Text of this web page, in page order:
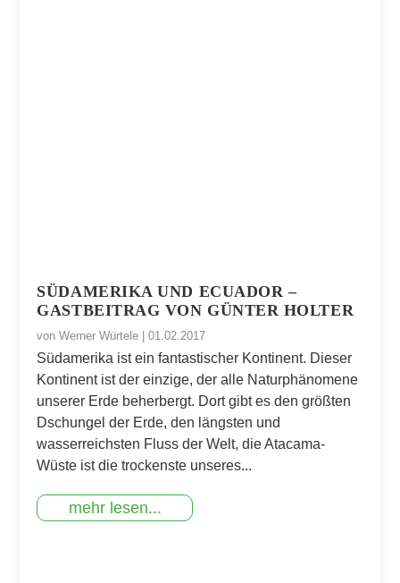
SÜDAMERIKA UND ECUADOR –
GASTBEITRAG VON GÜNTER HOLTER
vonWerner Würtele |01.02.2017
Südamerika ist ein fantastischer Kontinent. Dieser
Kontinent ist der einzige, der alle Naturphänomene
unserer Erde beherbergt. Dort gibt es den größten
Dschungel der Erde, den längsten und
wasserreichsten Fluss der Welt, die Atacama-
Wüste ist die trockenste unseres...
mehr lesen...